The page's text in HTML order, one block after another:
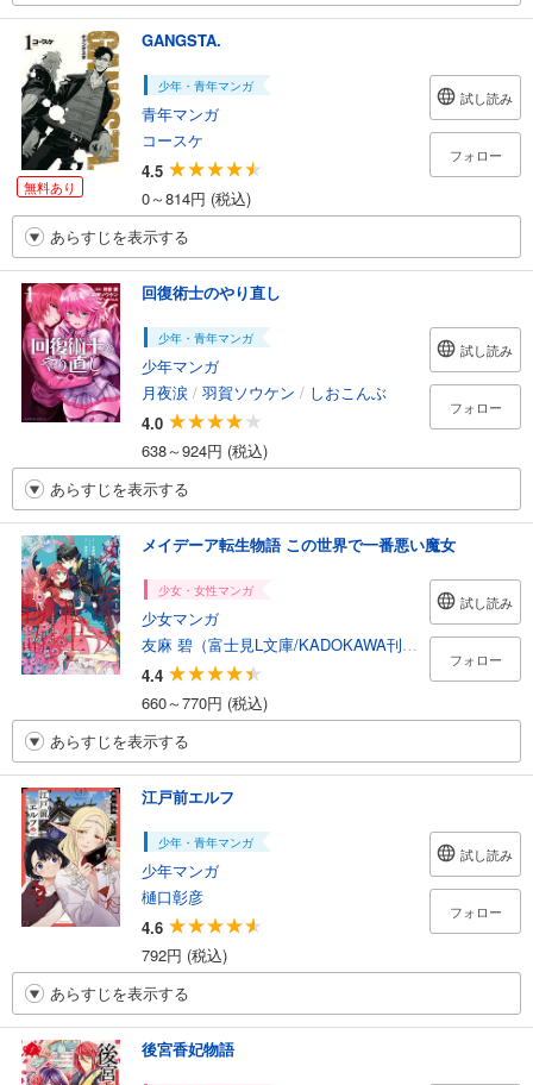
無料あり
GANGSTA.
少年・青年マンガ
青年マンガ
コースケ
4.5
0～814円 (税込)
試し読み
フォロー
あらすじを表示する
回復術士のやり直し
少年・青年マンガ
少年マンガ
月夜涙 / 羽賀ソウケン / しおこんぶ
4.0
638～924円 (税込)
試し読み
フォロー
あらすじを表示する
メイデーア転生物語 この世界で一番悪い魔女
少女・女性マンガ
少女マンガ
友麻 碧（富士見L文庫/KADOKAWA刊） /夏西七/雨壱
4.4
660～770円 (税込)
試し読み
フォロー
あらすじを表示する
江戸前エルフ
少年・青年マンガ
少年マンガ
樋口彰彦
4.6
792円 (税込)
試し読み
フォロー
あらすじを表示する
後宮香妃物語